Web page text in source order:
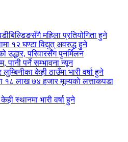
महिला प्रतियोगिता हुने
१२ घण्टा विद्युत् अवरुद्ध हुने
उद्धार, परिवारसँग पुनर्मिलन
पानी पर्ने सम्भावना न्यून
केही ठाउँमा भारी वर्षा हुने
१८ लाख ७४ हजार मूल्यकाे लत्ताकपडा
स्थानमा भारी वर्षा हुने